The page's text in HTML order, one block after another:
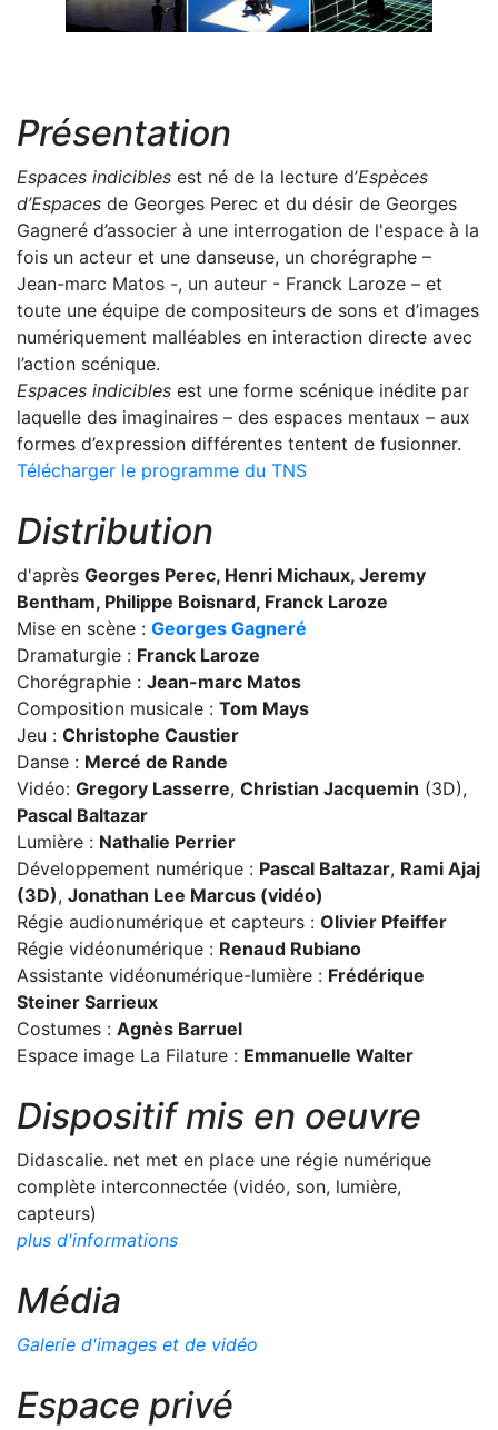
Présentation
Espaces indicibles est né de la lecture d’Espèces
d’Espaces de Georges Perec et du désir de Georges
Gagneré d’associer à une interrogation de l'espace à la
fois un acteur et une danseuse, un chorégraphe –
Jean-marc Matos -, un auteur - Franck Laroze – et
toute une équipe de compositeurs de sons et d’images
numériquement malléables en interaction directe avec
l’action scénique.
Espaces indicibles est une forme scénique inédite par
laquelle des imaginaires – des espaces mentaux – aux
formes d’expression différentes tentent de fusionner.
Télécharger le programme du TNS
Distribution
d'après Georges Perec, Henri Michaux, Jeremy
Bentham, Philippe Boisnard, Franck Laroze
Mise en scène : Georges Gagneré
Dramaturgie : Franck Laroze
Chorégraphie : Jean-marc Matos
Composition musicale : Tom Mays
Jeu : Christophe Caustier
Danse : Mercé de Rande
Vidéo: Gregory Lasserre, Christian Jacquemin (3D),
Pascal Baltazar
Lumière : Nathalie Perrier
Développement numérique : Pascal Baltazar, Rami Ajaj
(3D), Jonathan Lee Marcus (vidéo)
Régie audionumérique et capteurs : Olivier Pfeiffer
Régie vidéonumérique : Renaud Rubiano
Assistante vidéonumérique-lumière : Frédérique
Steiner Sarrieux
Costumes : Agnès Barruel
Espace image La Filature : Emmanuelle Walter
Dispositif mis en oeuvre
Didascalie. net met en place une régie numérique
complète interconnectée (vidéo, son, lumière,
capteurs)
plus d'informations
Média
Galerie d'images et de vidéo
Espace privé